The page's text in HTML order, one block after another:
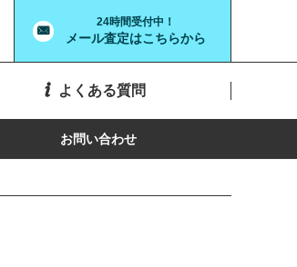
24時間受付中！
メール査定はこちらから
よくある質問
お問い合わせ